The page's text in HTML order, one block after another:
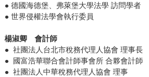
● 德國海德堡、弗萊堡大學法學 訪問學者
● 世界侵權法學會執行委員
楊淑卿 會計師
● 社團法人台北市稅務代理人協會 理事長
● 國富浩華聯合會計師事會所 合夥會計師
● 社團法人中華稅務代理人協會 理事